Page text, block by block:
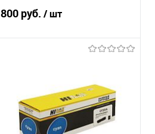
800 руб./ шт
Купить в 1 клик
Сравнение
В избранное
Недоступно